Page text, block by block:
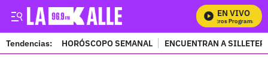
EN VIVO
Tendencias: HORÓSCOPO SEMANAL ENCUENTRAN A